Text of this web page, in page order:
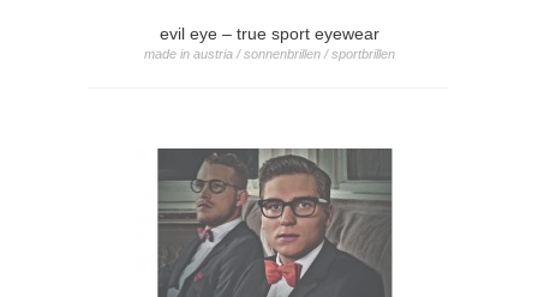
evil eye – true sport eyewear
made in austria / sonnenbrillen / sportbrillen